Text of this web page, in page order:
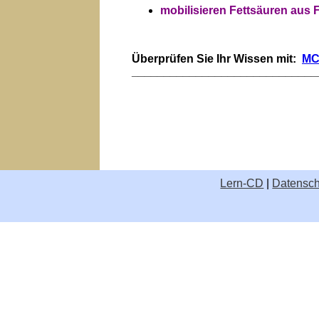
mobilisieren Fettsäuren aus
Überprüfen Sie Ihr Wissen mit:
Lern-CD